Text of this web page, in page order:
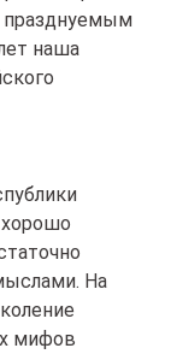
наша
На
мифов